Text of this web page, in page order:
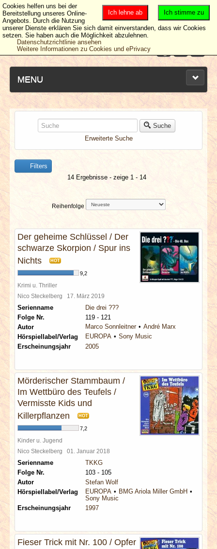
MENU
NEUESTE ARTIKEL
NEWS & DATES
BERICHTE
SPECIALS
REDAKTION
LINKS
ARCHIV
Suche
Erweiterte Suche
Filters
14 Ergebnisse - zeige 1 - 14
Reihenfolge
Der geheime Schlüssel / Der
schwarze Skorpion / Spur ins
Nichts
HOT
9,2
Krimi u. Thriller
Nico Steckelberg 17. März 2019
Serienname
Die drei ???
Folge Nr.
119 - 121
Autor
Marco Sonnleitner
André Marx
Hörspiellabel/Verlag
EUROPA
Sony Music
Erscheinungsjahr
2005
Mörderischer Stammbaum /
Im Wettbüro des Teufels /
Vermisste Kids und
Killerpflanzen
HOT
7,2
Kinder u. Jugend
Nico Steckelberg 01. Januar 2018
Serienname
TKKG
Folge Nr.
103 - 105
Autor
Stefan Wolf
Hörspiellabel/Verlag
EUROPA
BMG Ariola Miller GmbH
Sony Music
Erscheinungsjahr
1997
Fieser Trick mit Nr. 100 / Opfer
Ich stimme zu
Ich lehne ab
Cookies helfen uns bei der
Bereitstellung unseres Online-
Angebots. Durch die Nutzung
unserer Dienste erklären Sie sich damit einverstanden, dass wir Cookies
setzen. Sie haben auch die Möglichkeit abzulehnen.
Datenschutzrichtlinie ansehen
Weitere Informationen zu Cookies und ePrivacy